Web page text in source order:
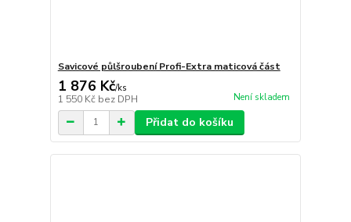
Savicové půlšroubení Profi-Extra maticová část
1 876 Kč/ks
1 550 Kč bez DPH Není skladem
Přidat do košíku